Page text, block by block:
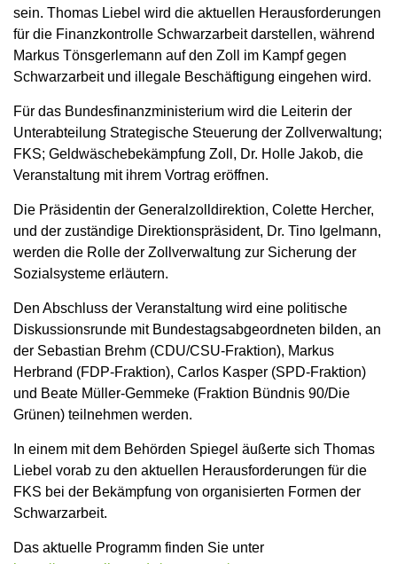
sein. Thomas Liebel wird die aktuellen Herausforderungen
für die Finanzkontrolle Schwarzarbeit darstellen, während
Markus Tönsgerlemann auf den Zoll im Kampf gegen
Schwarzarbeit und illegale Beschäftigung eingehen wird.
Für das Bundesfinanzministerium wird die Leiterin der
Unterabteilung Strategische Steuerung der Zollverwaltung;
FKS; Geldwäschebekämpfung Zoll, Dr. Holle Jakob, die
Veranstaltung mit ihrem Vortrag eröffnen.
Die Präsidentin der Generalzolldirektion, Colette Hercher,
und der zuständige Direktionspräsident, Dr. Tino Igelmann,
werden die Rolle der Zollverwaltung zur Sicherung der
Sozialsysteme erläutern.
Den Abschluss der Veranstaltung wird eine politische
Diskussionsrunde mit Bundestagsabgeordneten bilden, an
der Sebastian Brehm (CDU/CSU-Fraktion), Markus
Herbrand (FDP-Fraktion), Carlos Kasper (SPD-Fraktion)
und Beate Müller-Gemmeke (Fraktion Bündnis 90/Die
Grünen) teilnehmen werden.
In einem mit dem Behörden Spiegel äußerte sich Thomas
Liebel vorab zu den aktuellen Herausforderungen für die
FKS bei der Bekämpfung von organisierten Formen der
Schwarzarbeit.
Das aktuelle Programm finden Sie unter